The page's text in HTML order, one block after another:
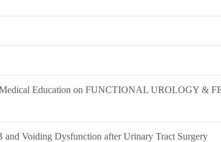
Education on FUNCTIONAL UROLOGY &
Voiding Dysfunction after Urinary Tract Surgery